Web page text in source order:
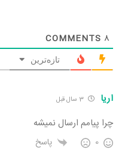
8
تازه‌ترین
اریا 3 سال قبل
چرا پیامم ارسال نمیشه
0 پاسخ